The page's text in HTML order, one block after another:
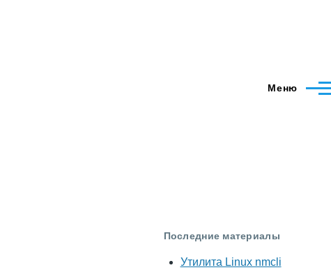
Меню
Последние материалы
Утилита Linux nmcli